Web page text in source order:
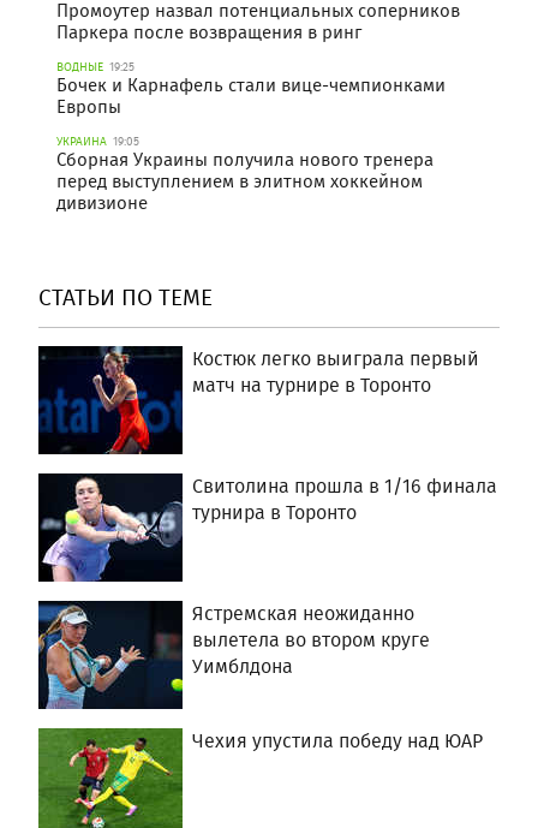
Промоутер назвал потенциальных соперников
Паркера после возвращения в ринг
ВОДНЫЕ 19:25
Бочек и Карнафель стали вице-чемпионками
Европы
УКРАИНА 19:05
Сборная Украины получила нового тренера
перед выступлением в элитном хоккейном
дивизионе
СТАТЬИ ПО ТЕМЕ
Костюк легко выиграла первый
матч на турнире в Торонто
Свитолина прошла в 1/16 финала
турнира в Торонто
Ястремская неожиданно
вылетела во втором круге
Уимблдона
Чехия упустила победу над ЮАР